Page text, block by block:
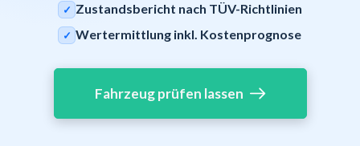
✓ Zustandsbericht nach TÜV-Richtlinien
✓ Wertermittlung inkl. Kostenprognose
Fahrzeug prüfen lassen